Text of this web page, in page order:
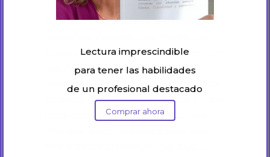
que ha tenido que esperar mucho tiempo.
Aunque ha surgido un problema con una
sus competencias, María hace como si no
ocurriera nada. No puede perder su
puesto, y prefiere soportar como sea esta
situación. No afrontará el conflicto. Lo que
no se sabe es hasta cuándo esto será
Lectura imprescindible
para tener las habilidades
de un profesional destacado
Comprar ahora